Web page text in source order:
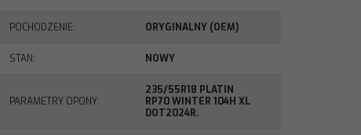
POCHODZENIE: ORYGINALNY (OEM)
STAN: NOWY
PARAMETRY OPONY:
235/55R18 PLATIN
RP70 WINTER 104H XL
DOT2024R.